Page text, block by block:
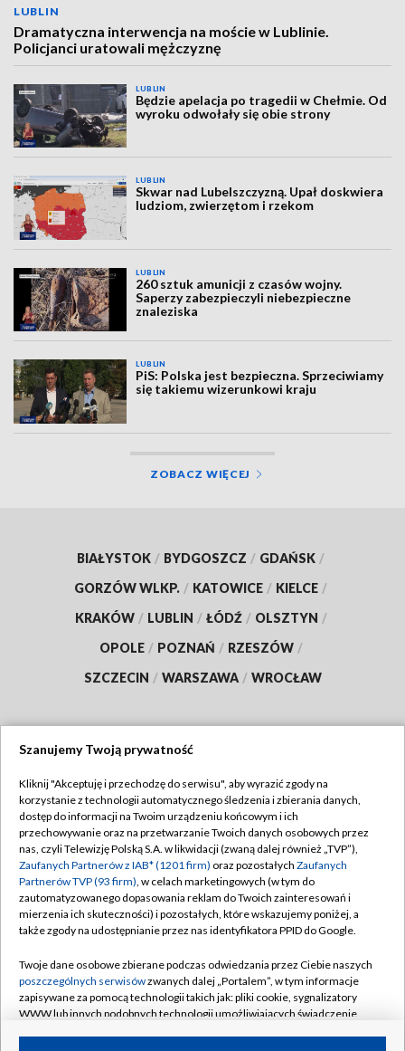
LUBLIN
Dramatyczna interwencja na moście w Lublinie.
Policjanci uratowali mężczyznę
LUBLIN
Będzie apelacja po tragedii w Chełmie. Od
wyroku odwołały się obie strony
LUBLIN
Skwar nad Lubelszczyzną. Upał doskwiera
ludziom, zwierzętom i rzekom
LUBLIN
260 sztuk amunicji z czasów wojny.
Saperzy zabezpieczyli niebezpieczne
znaleziska
LUBLIN
PiS: Polska jest bezpieczna. Sprzeciwiamy
się takiemu wizerunkowi kraju
ZOBACZ WIĘCEJ
BIAŁYSTOK / BYDGOSZCZ / GDAŃSK /
GORZÓW WLKP. / KATOWICE / KIELCE /
KRAKÓW / LUBLIN / ŁÓDŹ / OLSZTYN /
OPOLE / POZNAŃ / RZESZÓW /
SZCZECIN / WARSZAWA / WROCŁAW
TVP
Abonament TVP
Emisja w TVP
Centrum informacji TVP
Naziemna Telewizja Cyfrowa
Rada Programowa
System NOS
Informacje o nadawcy
Regulamin TVP
Polityka prywatności
Moje zgody
Pomoc
Kontakt
Kanały
Szanujemy Twoją prywatność
Kliknij "Akceptuję i przechodzę do serwisu", aby wyrazić zgody na
korzystanie z technologii automatycznego śledzenia i zbierania danych,
dostęp do informacji na Twoim urządzeniu końcowym i ich
przechowywanie oraz na przetwarzanie Twoich danych osobowych przez
nas, czyli Telewizję Polską S.A. w likwidacji (zwaną dalej również „TVP”),
Zaufanych Partnerów z IAB* (1201 firm) oraz pozostałych Zaufanych
Partnerów TVP (93 firm), w celach marketingowych (w tym do
zautomatyzowanego dopasowania reklam do Twoich zainteresowań i
mierzenia ich skuteczności) i pozostałych, które wskazujemy poniżej, a
także zgody na udostępnianie przez nas identyfikatora PPID do Google.
Twoje dane osobowe zbierane podczas odwiedzania przez Ciebie naszych
poszczególnych serwisówzwanych dalej „Portalem”, w tym informacje
zapisywane za pomocą technologii takich jak: pliki cookie, sygnalizatory
WWW lub innych podobnych technologii umożliwiających świadczenie